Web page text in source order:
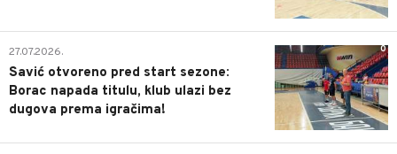
0
27.07.2026.
Savić otvoreno pred start sezone:
Borac napada titulu, klub ulazi bez
dugova prema igračima!